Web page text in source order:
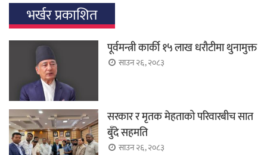
भर्खर प्रकाशित
पूर्वमन्त्री कार्की १५ लाख धरौटीमा थुनामुक्त
साउन २६, २०८३
सरकार र मृतक मेहताको परिवारबीच सात
बुँदे सहमति
साउन २६, २०८३